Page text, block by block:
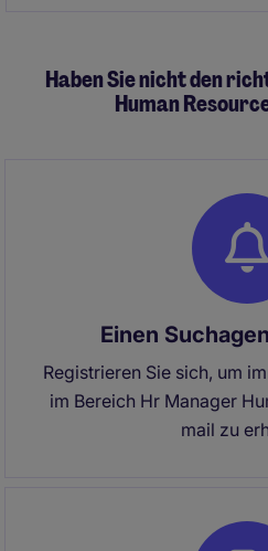
Kreditkartensperrservice.
Haben Sie nicht den
Human
Einen
Registrieren Sie sich, um
im Bereich Hr Manager
mail zu